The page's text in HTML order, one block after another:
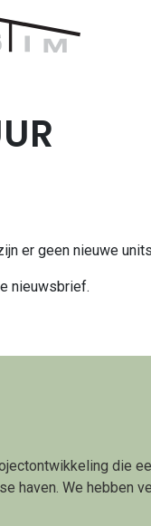
er geen nieuwe
nieuwsbrief.
die
haven. We hebben